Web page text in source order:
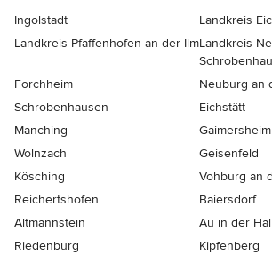
Ingolstadt
Landkreis
Landkreis Pfaffenhofen an der IlmLandkreis
Forchheim
Neuburg an
Schrobenhausen
Eichstätt
Manching
Gaimersheim
Wolnzach
Geisenfeld
Kösching
Vohburg an
Reichertshofen
Baiersdorf
Altmannstein
Au in der
Riedenburg
Kipfenberg